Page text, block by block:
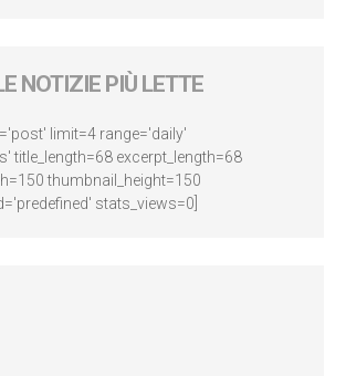
NOTIZIE PIÙ LETTE
limit=4 range='daily'
title_length=68 excerpt_length=68
thumbnail_height=150
stats_views=0]